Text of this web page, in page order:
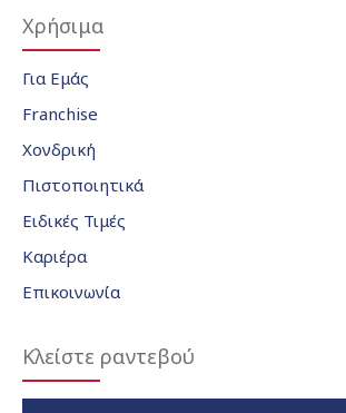
Χρήσιμα
Για Εμάς
Franchise
Χονδρική
Πιστοποιητικά
Ειδικές Τιμές
Καριέρα
Επικοινωνία
Κλείστε ραντεβού